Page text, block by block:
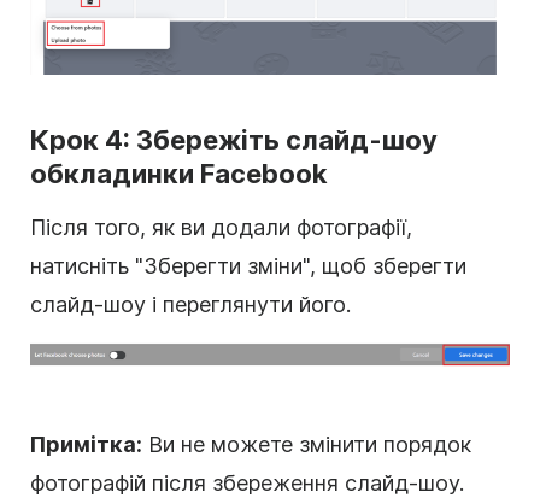
Крок 4: Збережіть слайд-шоу
обкладинки Facebook
Після того, як ви додали фотографії,
натисніть "Зберегти зміни", щоб зберегти
слайд-шоу і переглянути його.
Примітка: Ви не можете змінити порядок
фотографій після збереження слайд-шоу.